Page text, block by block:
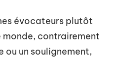
évocateurs plutôt
contrairement
ou un soulignement,